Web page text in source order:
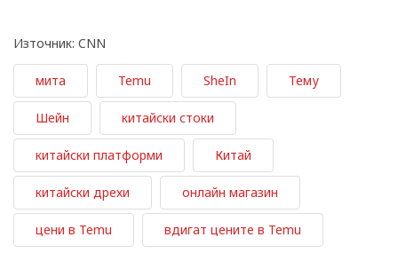
Източник: CNN
мита Temu SheIn Тему
Шейн китайски стоки
китайски платформи Китай
китайски дрехи онлайн магазин
цени в Temu вдигат цените в Temu